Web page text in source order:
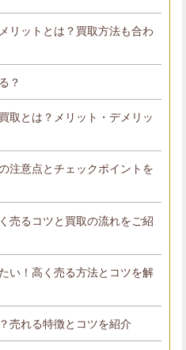
リットとは？買取方法も合わ
？
取とは？メリット・デメリッ
注意点とチェックポイントを
売るコツと買取の流れをご紹
い！高く売る方法とコツを解
売れる特徴とコツを紹介